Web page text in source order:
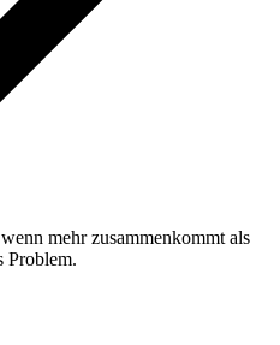
mehr zusammenkommt als
Problem.